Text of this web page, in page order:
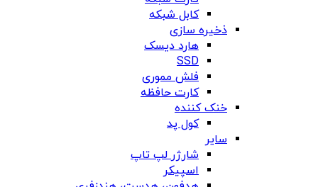
کابل شبکه
ذخیره سازی
هارد دیسک
SSD
فلش مموری
کارت حافظه
خنک کننده
کول پد
سایر
شارژر لپ تاپ
اسپیکر